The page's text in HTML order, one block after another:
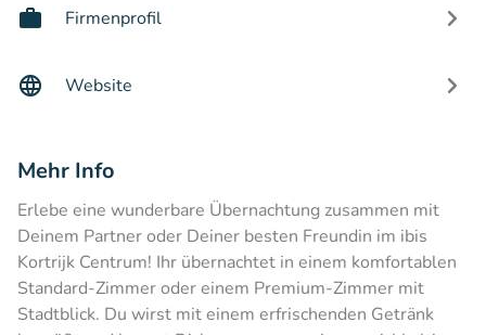
Firmenprofil
Website
Mehr Info
Erlebe eine wunderbare Übernachtung zusammen mit
Deinem Partner oder Deiner besten Freundin im ibis
Kortrijk Centrum! Ihr übernachtet in einem komfortablen
Standard-Zimmer oder einem Premium-Zimmer mit
Stadtblick. Du wirst mit einem erfrischenden Getränk